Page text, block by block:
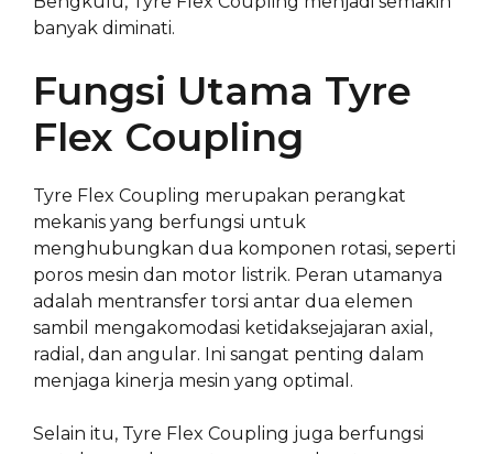
banyak diminati.
Fungsi Utama Tyre
Flex Coupling
Tyre Flex Coupling merupakan perangkat
mekanis yang berfungsi untuk
menghubungkan dua komponen rotasi, seperti
poros mesin dan motor listrik. Peran utamanya
adalah mentransfer torsi antar dua elemen
sambil mengakomodasi ketidaksejajaran axial,
radial, dan angular. Ini sangat penting dalam
menjaga kinerja mesin yang optimal.
Selain itu, Tyre Flex Coupling juga berfungsi